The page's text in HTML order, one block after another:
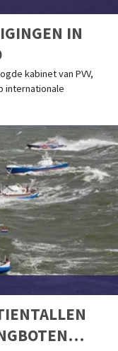
IN
kabinet van PVV,
internationale